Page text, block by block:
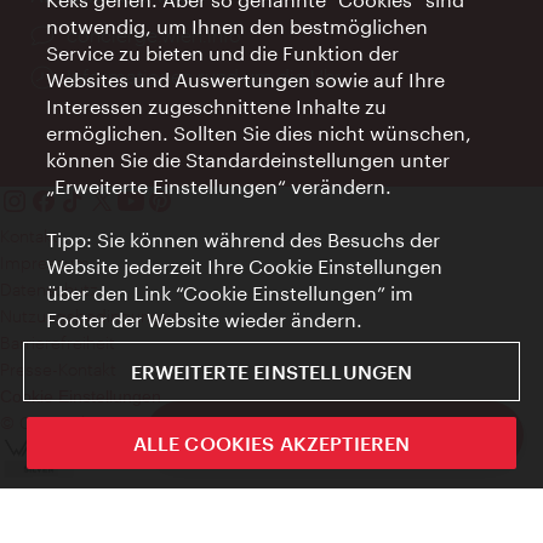
ivie - Die offizielle City Guide App
Ort:
concierge.wien.info
Öffnungszeiten:
Informationen rund um die Uhr
Kontakt
Impressum
Datenschutz
Nutzungsbedingungen
Barrierefreiheit
Cookie Einstellungen
© Copyright WienTourismus
notwendig, um Ihnen den bestmöglichen
Service zu bieten und die Funktion der
Websites und Auswertungen sowie auf Ihre
Interessen zugeschnittene Inhalte zu
ermöglichen. Sollten Sie dies nicht wünschen,
können Sie die Standardeinstellungen unter
„Erweiterte Einstellungen“ verändern.
Tipp: Sie können während des Besuchs der
Website jederzeit Ihre Cookie Einstellungen
über den Link “Cookie Einstellungen” im
Footer der Website wieder ändern.
ERWEITERTE EINSTELLUNGEN
ALLE COOKIES AKZEPTIEREN